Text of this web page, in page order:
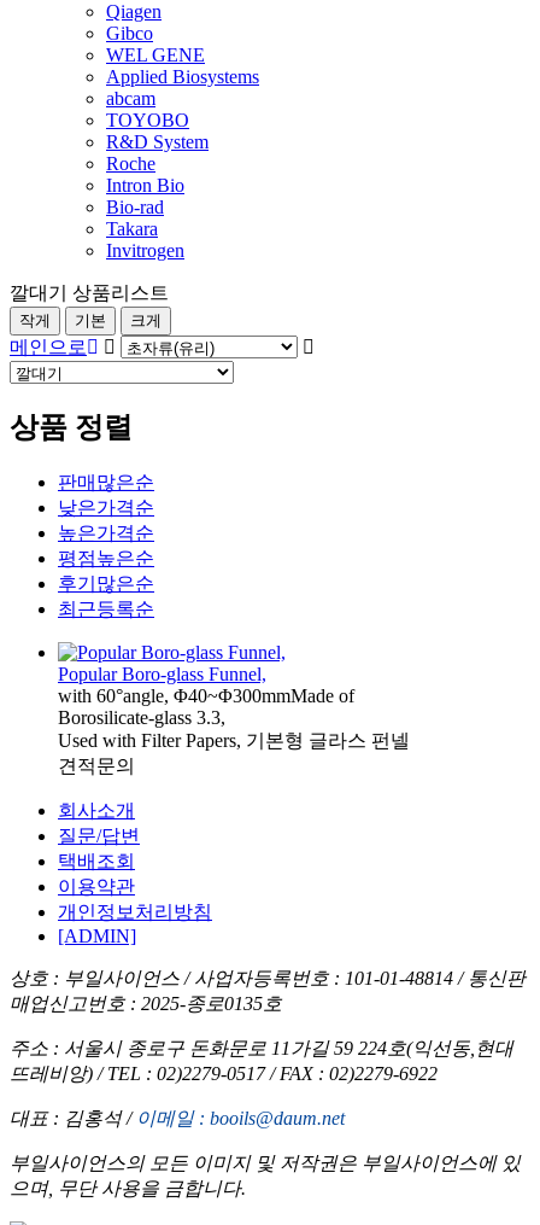
Qiagen
Gibco
WEL GENE
Applied Biosystems
abcam
TOYOBO
R&D System
Roche
Intron Bio
Bio-rad
Takara
Invitrogen
깔대기 상품리스트
작게 기본 크게
메인으로
상품 정렬
판매많은순
낮은가격순
높은가격순
평점높은순
후기많은순
최근등록순
Popular Boro-glass Funnel,
with 60°angle, Φ40~Φ300mmMade of
Borosilicate-glass 3.3,
Used with Filter Papers, 기본형 글라스 펀넬
견적문의
회사소개
질문/답변
택배조회
이용약관
개인정보처리방침
[ADMIN]
상호 : 부일사이언스 /사업자등록번호 : 101-01-48814 / 통신판
매업신고번호 : 2025-종로0135호
주소 : 서울시 종로구 돈화문로 11가길 59 224호(익선동,현대
뜨레비앙) /TEL : 02)2279-0517 /FAX : 02)2279-6922
대표 : 김홍석 / 이메일 : booils@daum.net
부일사이언스의 모든 이미지 및 저작권은 부일사이언스에 있
으며, 무단 사용을 금합니다.